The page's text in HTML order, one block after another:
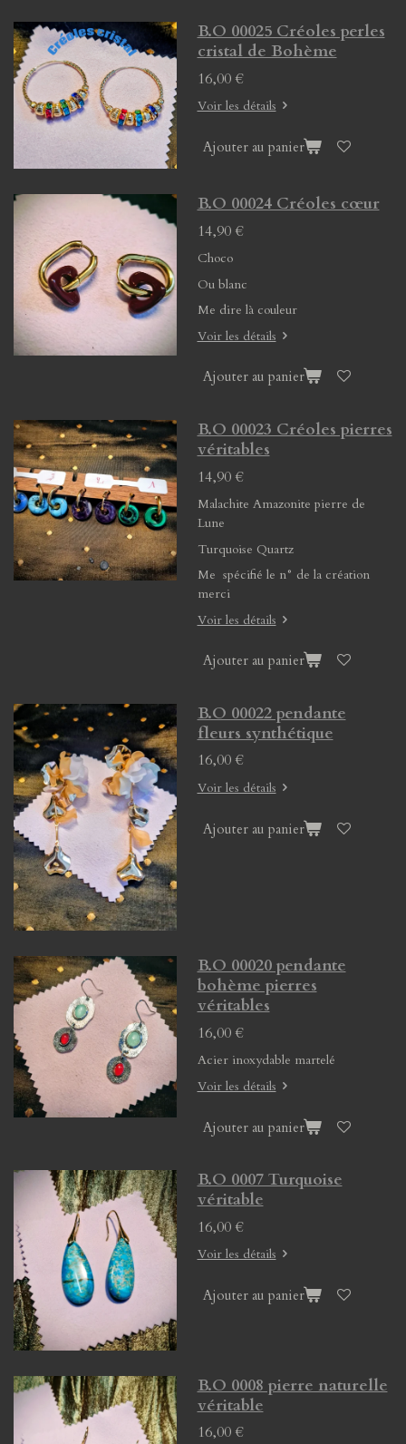
B.O 00025 Créoles perles
cristal de Bohème
16,00 €
Voir les détails
Ajouter au panier
B.O 00024 Créoles cœur
14,90 €
Choco
Ou blanc
Me dire là couleur
Voir les détails
Ajouter au panier
B.O 00023 Créoles pierres
véritables
14,90 €
Malachite Amazonite pierre de
Lune
Turquoise Quartz
Me spécifié le n° de la création
merci
Voir les détails
Ajouter au panier
B.O 00022 pendante
fleurs synthétique
16,00 €
Voir les détails
Ajouter au panier
B.O 00020 pendante
bohème pierres
véritables
16,00 €
Acier inoxydable martelé
Voir les détails
Ajouter au panier
B.O 0007 Turquoise
véritable
16,00 €
Voir les détails
Ajouter au panier
B.O 0008 pierre naturelle
véritable
16,00 €